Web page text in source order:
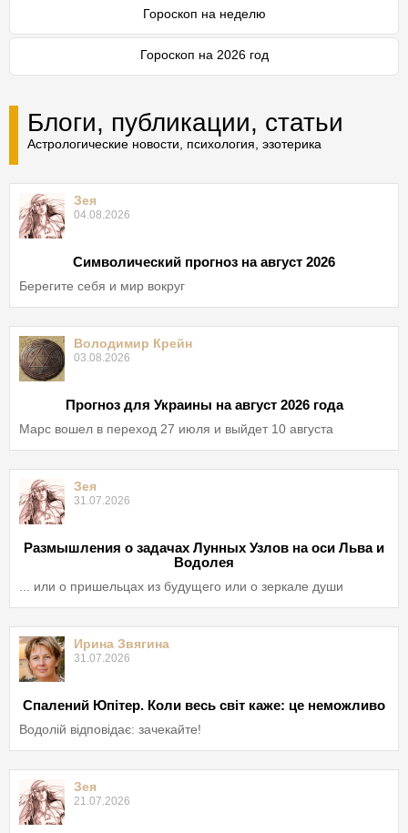
Гороскоп на неделю
Гороскоп на 2026 год
Блоги, публикации, статьи
Астрологические новости, психология, эзотерика
Зея
04.08.2026
Символический прогноз на август 2026
Берегите себя и мир вокруг
Володимир Крейн
03.08.2026
Прогноз для Украины на август 2026 года
Марс вошел в переход 27 июля и выйдет 10 августа
Зея
31.07.2026
Размышления о задачах Лунных Узлов на оси Льва и
Водолея
... или о пришельцах из будущего или о зеркале души
Ирина Звягина
31.07.2026
Спалений Юпітер. Коли весь світ каже: це неможливо
Водолій відповідає: зачекайте!
Зея
21.07.2026